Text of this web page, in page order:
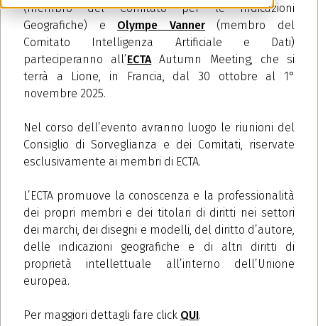
(membro del Comitato per le Indicazioni
Geografiche) e Olympe Vanner(membro del
Comitato Intelligenza Artificiale e Dati)
parteciperanno all’ECTA Autumn Meeting, che si
terrà a Lione, in Francia, dal 30 ottobre al 1°
novembre 2025.
Nel corso dell’evento avranno luogo le riunioni del
Consiglio di Sorveglianza e dei Comitati, riservate
esclusivamente ai membri di ECTA.
L’ECTA promuove la conoscenza e la professionalità
dei propri membri e dei titolari di diritti nei settori
dei marchi, dei disegni e modelli, del diritto d’autore,
delle indicazioni geografiche e di altri diritti di
proprietà intellettuale all’interno dell’Unione
europea.
Per maggiori dettagli fare click QUI.